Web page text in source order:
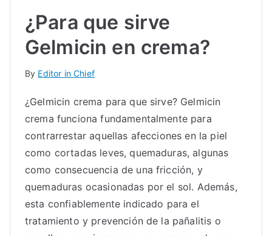
¿Para que sirve
Gelmicin en crema?
By Editor in Chief
¿Gelmicin crema para que sirve? Gelmicin
crema funciona fundamentalmente para
contrarrestar aquellas afecciones en la piel
como cortadas leves, quemaduras, algunas
como consecuencia de una fricción, y
quemaduras ocasionadas por el sol. Además,
esta confiablemente indicado para el
tratamiento y prevención de la pañalitis o